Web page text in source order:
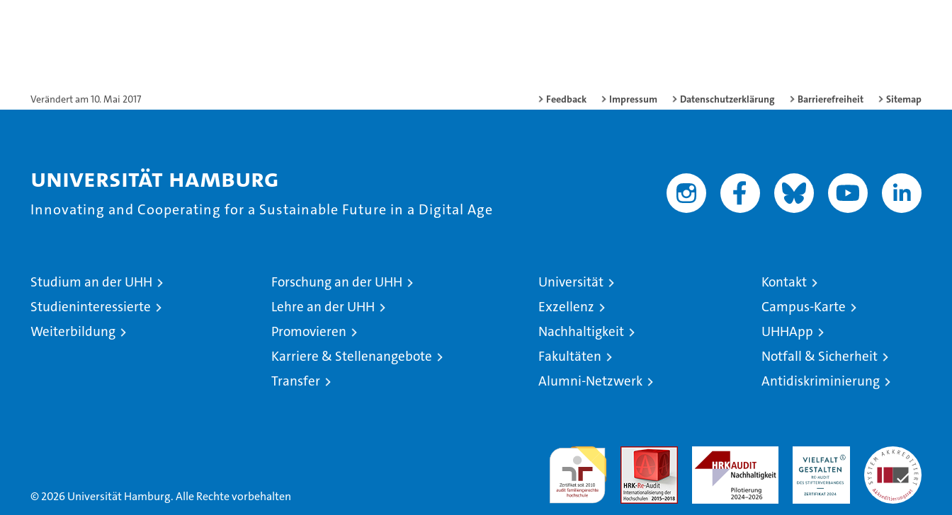
Verändert am 10. Mai 2017 Feedback Impressum Datenschutzerklärung Barrierefreiheit Sitemap
Universität Hamburg
Innovating and Cooperating for a Sustainable Future in a Digital Age
Studium an der UHH
Studieninteressierte
Weiterbildung
Forschung an der UHH
Lehre an der UHH
Promovieren
Karriere & Stellenangebote
Transfer
Universität
Exzellenz
Nachhaltigkeit
Fakultäten
Alumni-Netzwerk
Kontakt
Campus-Karte
UHHApp
Notfall & Sicherheit
Antidiskriminierung
© 2026 Universität Hamburg. Alle Rechte vorbehalten